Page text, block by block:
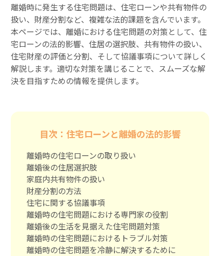
離婚時に発生する住宅問題は、住宅ローンや共有物件の
扱い、財産分割など、複雑な法的課題を含んでいます。
本ページでは、離婚における住宅問題の対策として、住
宅ローンの法的影響、住居の選択肢、共有物件の扱い、
住宅財産の評価と分割、そして協議事項について詳しく
解説します。適切な対策を講じることで、スムーズな解
決を目指すための情報を提供します。
目次：住宅ローンと離婚の法的影響
離婚時の住宅ローンの取り扱い
離婚後の住居選択肢
家庭内共有物件の扱い
財産分割の方法
住宅に関する協議事項
離婚時の住宅問題における専門家の役割
離婚後の生活を見据えた住宅問題対策
離婚時の住宅問題におけるトラブル対策
離婚時の住宅問題を冷静に解決するために